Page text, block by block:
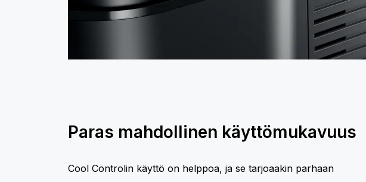
Paras mahdollinen käyttömukavuus
Cool Controlin käyttö on helppoa, ja se tarjoaakin parhaan